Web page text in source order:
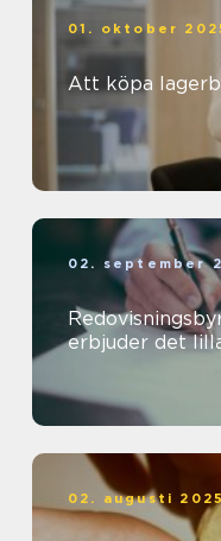
01. oktober
Att köpa
02. september
erbjuder det
02. augusti